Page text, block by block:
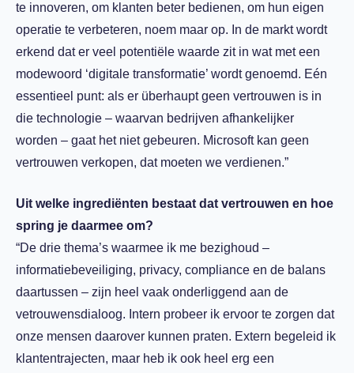
te innoveren, om klanten beter bedienen, om hun eigen
operatie te verbeteren, noem maar op. In de markt wordt
erkend dat er veel potentiële waarde zit in wat met een
modewoord ‘digitale transformatie’ wordt genoemd. Eén
essentieel punt: als er überhaupt geen vertrouwen is in
die technologie – waarvan bedrijven afhankelijker
worden – gaat het niet gebeuren. Microsoft kan geen
vertrouwen verkopen, dat moeten we verdienen.”
Uit welke ingrediënten bestaat dat vertrouwen en hoe
spring je daarmee om?
“De drie thema’s waarmee ik me bezighoud –
informatiebeveiliging, privacy, compliance en de balans
daartussen – zijn heel vaak onderliggend aan de
vetrouwensdialoog. Intern probeer ik ervoor te zorgen dat
onze mensen daarover kunnen praten. Extern begeleid ik
klantentrajecten, maar heb ik ook heel erg een